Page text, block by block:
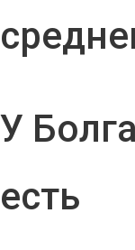
У
есть